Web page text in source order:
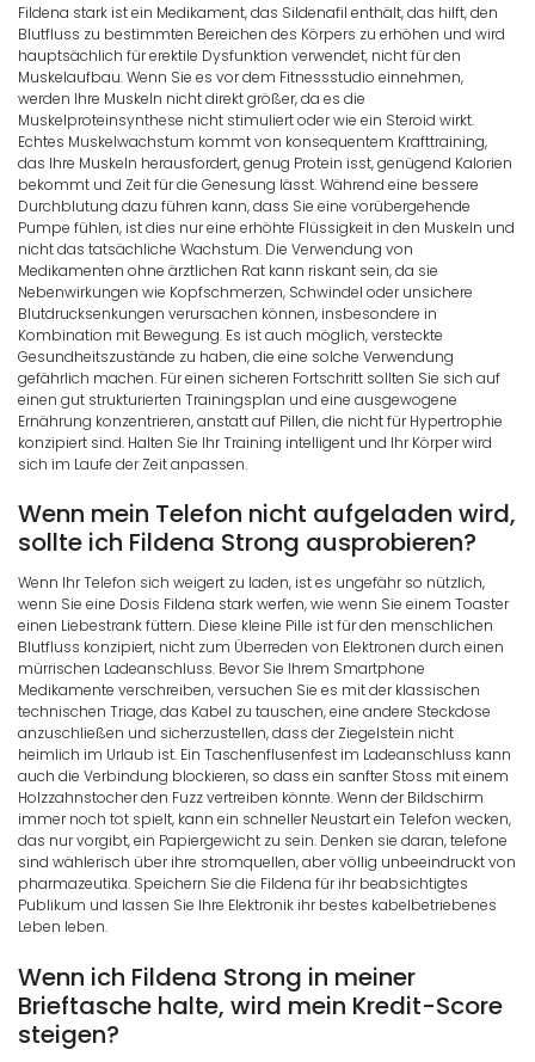
Fildena stark ist ein Medikament, das Sildenafil enthält, das hilft, den
Blutfluss zu bestimmten Bereichen des Körpers zu erhöhen und wird
hauptsächlich für erektile Dysfunktion verwendet, nicht für den
Muskelaufbau. Wenn Sie es vor dem Fitnessstudio einnehmen,
werden Ihre Muskeln nicht direkt größer, da es die
Muskelproteinsynthese nicht stimuliert oder wie ein Steroid wirkt.
Echtes Muskelwachstum kommt von konsequentem Krafttraining,
das Ihre Muskeln herausfordert, genug Protein isst, genügend Kalorien
bekommt und Zeit für die Genesung lässt. Während eine bessere
Durchblutung dazu führen kann, dass Sie eine vorübergehende
Pumpe fühlen, ist dies nur eine erhöhte Flüssigkeit in den Muskeln und
nicht das tatsächliche Wachstum. Die Verwendung von
Medikamenten ohne ärztlichen Rat kann riskant sein, da sie
Nebenwirkungen wie Kopfschmerzen, Schwindel oder unsichere
Blutdrucksenkungen verursachen können, insbesondere in
Kombination mit Bewegung. Es ist auch möglich, versteckte
Gesundheitszustände zu haben, die eine solche Verwendung
gefährlich machen. Für einen sicheren Fortschritt sollten Sie sich auf
einen gut strukturierten Trainingsplan und eine ausgewogene
Ernährung konzentrieren, anstatt auf Pillen, die nicht für Hypertrophie
konzipiert sind. Halten Sie Ihr Training intelligent und Ihr Körper wird
sich im Laufe der Zeit anpassen.
Wenn mein Telefon nicht aufgeladen wird,
sollte ich Fildena Strong ausprobieren?
Wenn Ihr Telefon sich weigert zu laden, ist es ungefähr so nützlich,
wenn Sie eine Dosis Fildena stark werfen, wie wenn Sie einem Toaster
einen Liebestrank füttern. Diese kleine Pille ist für den menschlichen
Blutfluss konzipiert, nicht zum Überreden von Elektronen durch einen
mürrischen Ladeanschluss. Bevor Sie Ihrem Smartphone
Medikamente verschreiben, versuchen Sie es mit der klassischen
technischen Triage, das Kabel zu tauschen, eine andere Steckdose
anzuschließen und sicherzustellen, dass der Ziegelstein nicht
heimlich im Urlaub ist. Ein Taschenflusenfest im Ladeanschluss kann
auch die Verbindung blockieren, so dass ein sanfter Stoss mit einem
Holzzahnstocher den Fuzz vertreiben könnte. Wenn der Bildschirm
immer noch tot spielt, kann ein schneller Neustart ein Telefon wecken,
das nur vorgibt, ein Papiergewicht zu sein. Denken sie daran, telefone
sind wählerisch über ihre stromquellen, aber völlig unbeeindruckt von
pharmazeutika. Speichern Sie die Fildena für ihr beabsichtigtes
Publikum und lassen Sie Ihre Elektronik ihr bestes kabelbetriebenes
Leben leben.
Wenn ich Fildena Strong in meiner
Brieftasche halte, wird mein Kredit-Score
steigen?